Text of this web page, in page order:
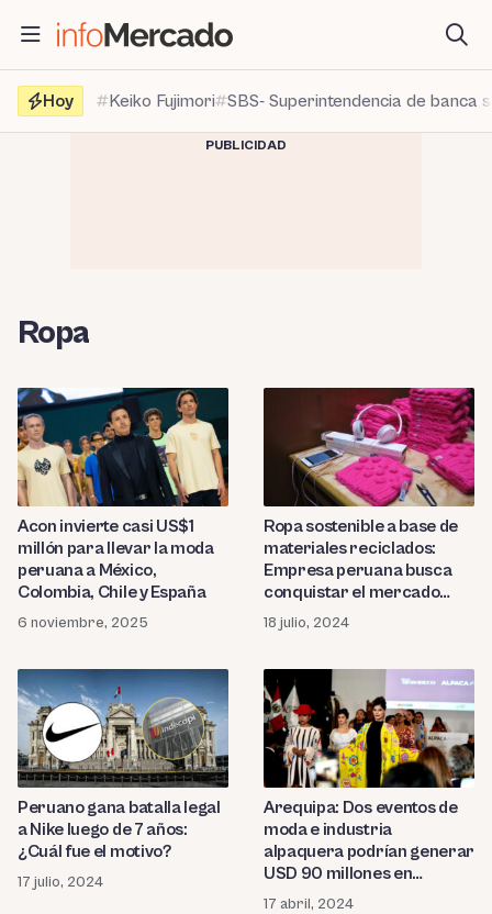
contenido
Hoy
Keiko Fujimori SBS- Superintendencia de banca
PUBLICIDAD
Ropa
Acon invierte casi US$1
millón para llevar la moda
peruana a México,
Colombia, Chile y España
6 noviembre, 2025
Ropa sostenible a base de
materiales reciclados:
Empresa peruana busca
conquistar el mercado
europeo
18 julio, 2024
Peruano gana batalla legal
a Nike luego de 7 años:
¿Cuál fue el motivo?
17 julio, 2024
Arequipa: Dos eventos de
moda e industria
alpaquera podrían generar
USD 90 millones en
negocios
17 abril, 2024